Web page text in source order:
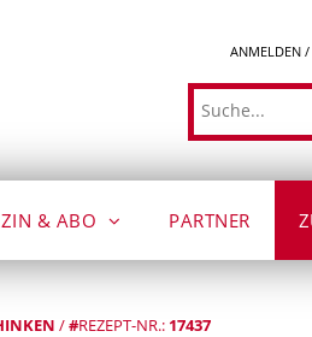
ANMELDEN /
Suche
& ABO PARTNER
/#REZEPT-NR.: 17437